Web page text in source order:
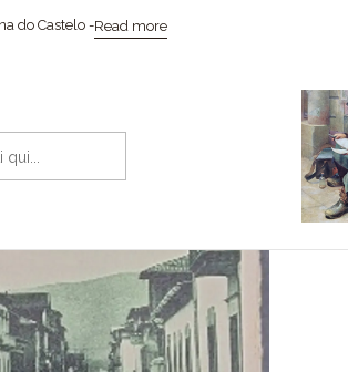
do Castelo -Read more
Home Coleccionismo / Memorabilia